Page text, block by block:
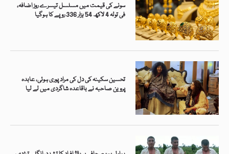
سونے کی قیمت میں مسلسل تیسرے روز اضافہ،
فی تولہ 4 لاکھ 54 ہزار 336 روپے کا ہوگیا
تحسین سکینہ کی دل کی مراد پوری ہوئی، عابدہ
پروین صاحبہ نے باقاعدہ شاگردی میں لے لیا